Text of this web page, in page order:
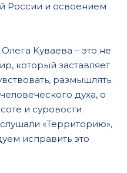
России и освоением
Куваева – это не
который заставляет
размышлять.
духа, о
и суровости
«Территорию»,
исправить это